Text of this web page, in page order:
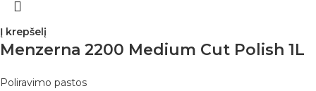
Į krepšelį
Menzerna 2200 Medium Cut Polish 1L
Poliravimo pastos